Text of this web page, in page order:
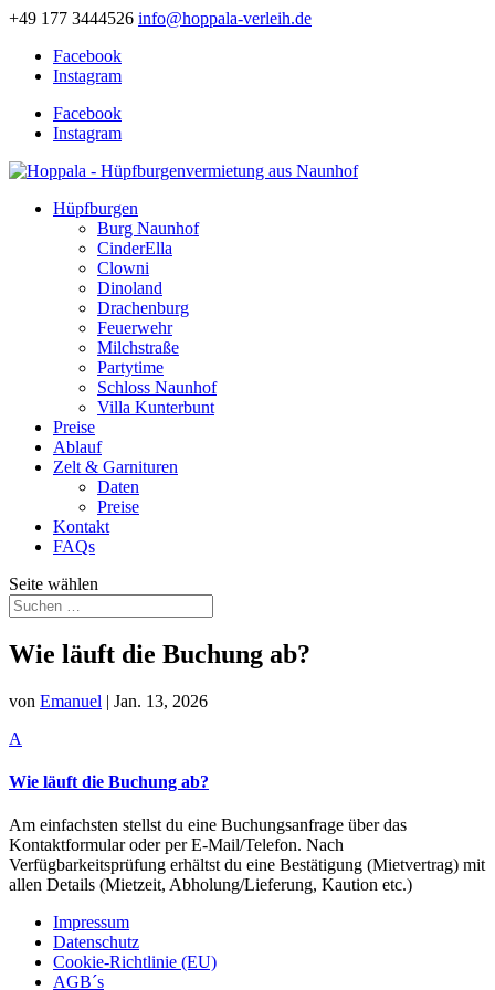
+49 177 3444526 info@hoppala-verleih.de
Facebook
Instagram
Facebook
Instagram
Hüpfburgen
Burg Naunhof
CinderElla
Clowni
Dinoland
Drachenburg
Feuerwehr
Milchstraße
Partytime
Schloss Naunhof
Villa Kunterbunt
Preise
Ablauf
Zelt & Garnituren
Daten
Preise
Kontakt
FAQs
Seite wählen
Wie läuft die Buchung ab?
von Emanuel | Jan. 13, 2026
A
Wie läuft die Buchung ab?
Am einfachsten stellst du eine Buchungsanfrage über das
Kontaktformular oder per E-Mail/Telefon. Nach
Verfügbarkeitsprüfung erhältst du eine Bestätigung (Mietvertrag) mit
allen Details (Mietzeit, Abholung/Lieferung, Kaution etc.)
Impressum
Datenschutz
Cookie-Richtlinie (EU)
AGB´s